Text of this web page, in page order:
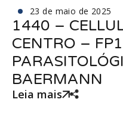
23 de maio de 2025
1440 –
CENTRO –
BAERMANN
Leia mais